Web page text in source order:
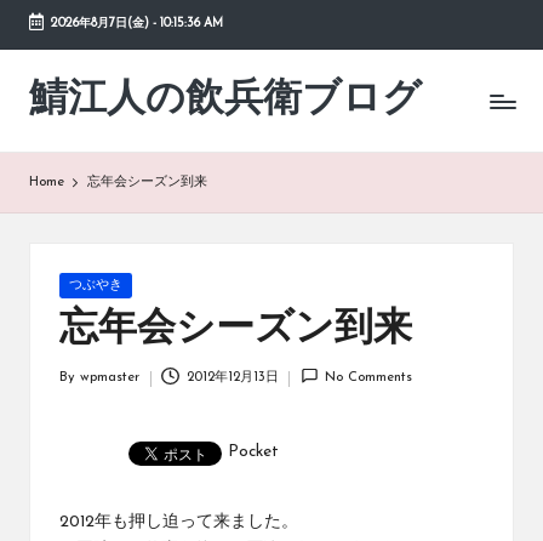
Skip
content
2026年8月7日(金)- 10:15:36 AM
鯖江人の飲兵衛ブログ
日々
の
Home 忘年会シーズン到来
Posted
つぶやき
忘年会シーズン到来
By wpmaster 2012年12月13日 No Comments
Pocket
2012年も押し迫って来ました。